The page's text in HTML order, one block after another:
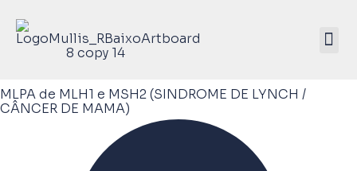
MLPA de MLH1 e MSH2 (SINDROME DE LYNCH /
CÂNCER DE MAMA)